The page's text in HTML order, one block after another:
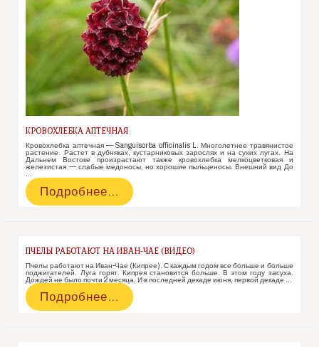
КРОВОХЛЕБКА АПТЕЧНАЯ
Кровохлебка аптечная — Sanguisorba officinalis L. Многолетнее травянистое
растение. Растет в дубняках, кустарниковых зарослях и на сухих лугах. На
Дальнем Востоке произрастают также кровохлебка мелкоцветковая и
железистая — слабые медоносы, но хорошие пыльценосы. Внешний вид До
…
Кровохлебка
аптечная
Подробнее…
ПЧЕЛЫ РАБОТАЮТ НА ИВАН-ЧАЕ (ВИДЕО)
Пчелы работают на Иван-Чае (Кипрее). С каждым годом все больше и больше
поджигателей. Луга горят. Кипрея становится больше. В этом году засуха.
Дождей не было почти 2 месяца. И в последней декаде июня, первой декаде …
Пчелы
работают
Подробнее…